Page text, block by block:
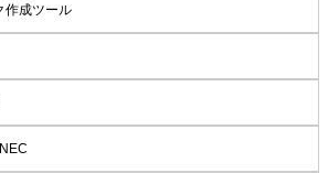
作成ツール